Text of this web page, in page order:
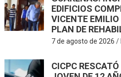
EDIFICIOS
VICENTE
PLAN DE
7 de agosto de 2026
CICPC